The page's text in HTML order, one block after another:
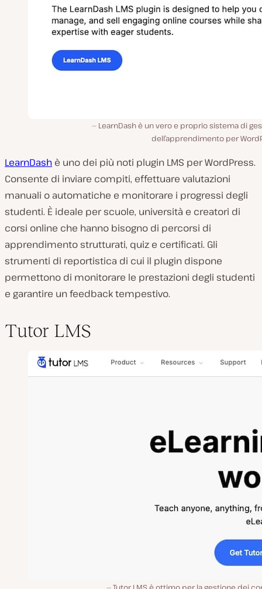
LearnDash è un vero e proprio sistema di
dell’apprendimento per
LearnDash è uno dei più noti plugin LMS per WordPress.
Consente di inviare compiti, effettuare valutazioni
manuali o automatiche e monitorare i progressi degli
studenti. È ideale per scuole, università e creatori di
corsi online che hanno bisogno di percorsi di
apprendimento strutturati, quiz e certificati. Gli
strumenti di reportistica di cui il plugin dispone
permettono di monitorare le prestazioni degli studenti
e garantire un feedback tempestivo.
Tutor LMS